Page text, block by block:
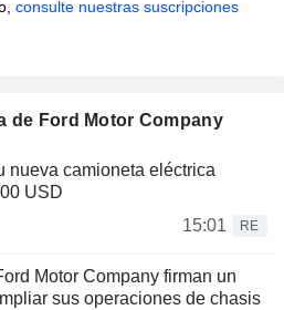
consulte nuestras suscripciones
de Ford Motor Company
nueva camioneta eléctrica
USD
15:01
RE
Motor Company firman un
sus operaciones de chasis